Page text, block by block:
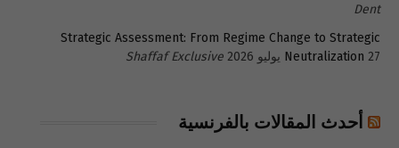
Dent
Strategic Assessment: From Regime Change to Strategic
Neutralization 27 يوليو 2026 Shaffaf Exclusive
أحدث المقالات بالفرنسية